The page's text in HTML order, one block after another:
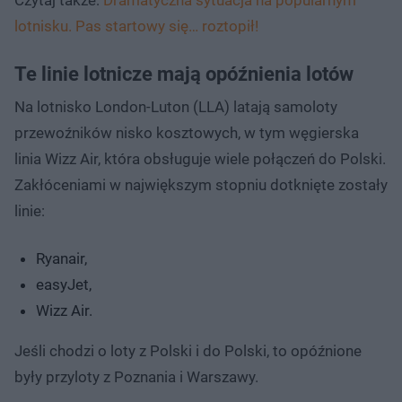
lotnisku. Pas startowy się… roztopił!
Te linie lotnicze mają opóźnienia lotów
Na lotnisko London-Luton (LLA) latają samoloty
przewoźników nisko kosztowych, w tym węgierska
linia Wizz Air, która obsługuje wiele połączeń do Polski.
Zakłóceniami w największym stopniu dotknięte zostały
linie:
Ryanair,
easyJet,
Wizz Air.
Jeśli chodzi o loty z Polski i do Polski, to opóźnione
były przyloty z Poznania i Warszawy.